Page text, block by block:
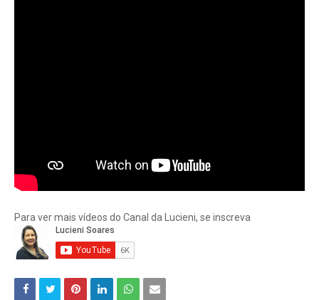
Para ver mais vídeos do Canal da Lucieni, se inscreva